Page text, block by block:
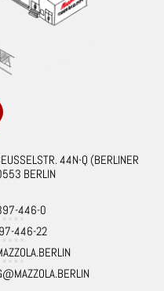
44N-Q (BERLINER
BERLIN
446-0
446-22